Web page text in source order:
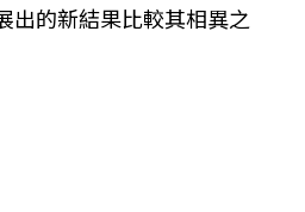
出的新結果比較其相異之